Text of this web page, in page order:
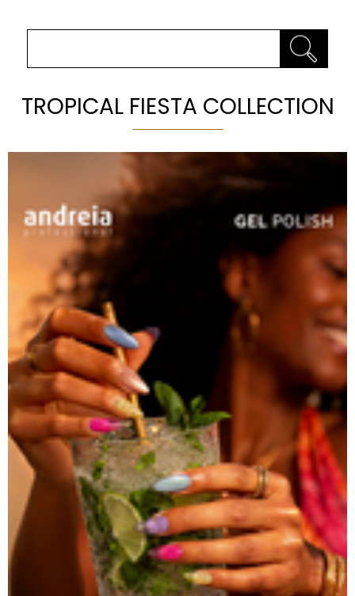
TROPICAL FIESTA COLLECTION